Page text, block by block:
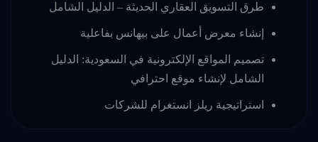
طرق التسويق العقاري الحديثة – الدليل الشامل
إنشاء معرض أعمال على بيهانس بفاعلية
تصميم المواقع الإلكترونية في السعودية: الدليل
الشامل لإنشاء موقع احترافي
استراتيجية ريلز انستغرام للشركات